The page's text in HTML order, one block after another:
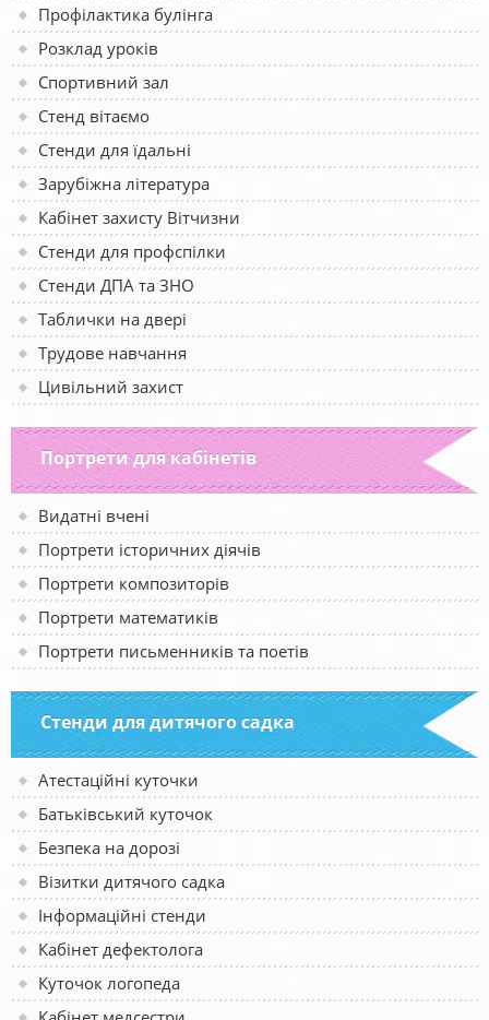
Профілактика булінга
Розклад уроків
Спортивний зал
Стенд вітаємо
Стенди для їдальні
Зарубіжна література
Кабінет захисту Вітчизни
Стенди для профспілки
Стенди ДПА та ЗНО
Таблички на двері
Трудове навчання
Цивільний захист
Портрети для кабінетів
Видатні вчені
Портрети історичних діячів
Портрети композиторів
Портрети математиків
Портрети письменників та поетів
Стенди для дитячого садка
Атестаційні куточки
Батьківський куточок
Безпека на дорозі
Візитки дитячого садка
Інформаційні стенди
Кабінет дефектолога
Куточок логопеда